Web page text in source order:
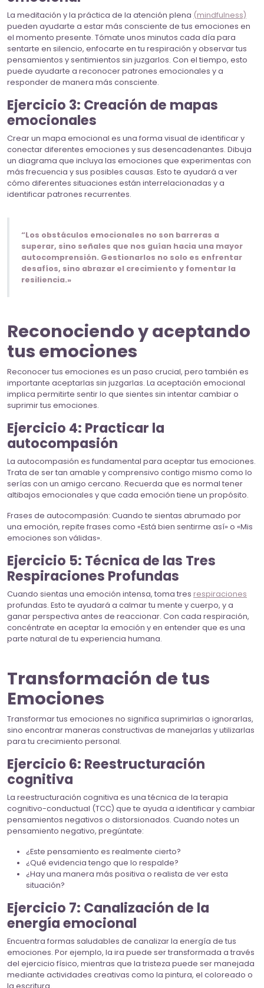
La meditación y la práctica de la atención plena (mindfulness)
pueden ayudarte a estar más consciente de tus emociones en
el momento presente. Tómate unos minutos cada día para
sentarte en silencio, enfocarte en tu respiración y observar tus
pensamientos y sentimientos sin juzgarlos. Con el tiempo, esto
puede ayudarte a reconocer patrones emocionales y a
responder de manera más consciente.
Ejercicio 3: Creación de mapas
emocionales
Crear un mapa emocional es una forma visual de identificar y
conectar diferentes emociones y sus desencadenantes. Dibuja
un diagrama que incluya las emociones que experimentas con
más frecuencia y sus posibles causas. Esto te ayudará a ver
cómo diferentes situaciones están interrelacionadas y a
identificar patrones recurrentes.
“Los obstáculos emocionales no son barreras a
superar, sino señales que nos guían hacia una mayor
autocomprensión. Gestionarlos no solo es enfrentar
desafíos, sino abrazar el crecimiento y fomentar la
resiliencia.»
Reconociendo y aceptando
tus emociones
Reconocer tus emociones es un paso crucial, pero también es
importante aceptarlas sin juzgarlas. La aceptación emocional
implica permitirte sentir lo que sientes sin intentar cambiar o
suprimir tus emociones.
Ejercicio 4: Practicar la
autocompasión
La autocompasión es fundamental para aceptar tus emociones.
Trata de ser tan amable y comprensivo contigo mismo como lo
serías con un amigo cercano. Recuerda que es normal tener
altibajos emocionales y que cada emoción tiene un propósito.
Frases de autocompasión: Cuando te sientas abrumado por
una emoción, repite frases como «Está bien sentirme así» o «Mis
emociones son válidas».
Ejercicio 5: Técnica de las Tres
Respiraciones Profundas
Cuando sientas una emoción intensa, toma tres respiraciones
profundas. Esto te ayudará a calmar tu mente y cuerpo, y a
ganar perspectiva antes de reaccionar. Con cada respiración,
concéntrate en aceptar la emoción y en entender que es una
parte natural de tu experiencia humana.
Transformación de tus
Emociones
Transformar tus emociones no significa suprimirlas o ignorarlas,
sino encontrar maneras constructivas de manejarlas y utilizarlas
para tu crecimiento personal.
Ejercicio 6: Reestructuración
cognitiva
La reestructuración cognitiva es una técnica de la terapia
cognitivo-conductual (TCC) que te ayuda a identificar y cambiar
pensamientos negativos o distorsionados. Cuando notes un
pensamiento negativo, pregúntate:
¿Este pensamiento es realmente cierto?
¿Qué evidencia tengo que lo respalde?
¿Hay una manera más positiva o realista de ver esta
situación?
Ejercicio 7: Canalización de la
energía emocional
Encuentra formas saludables de canalizar la energía de tus
emociones. Por ejemplo, la ira puede ser transformada a través
del ejercicio físico, mientras que la tristeza puede ser manejada
mediante actividades creativas como la pintura, el coloreado o
la escritura.